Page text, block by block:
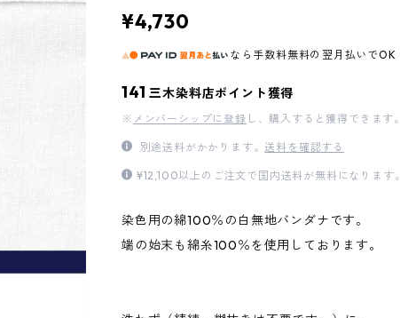
¥4,730
なら 手数料無料の 翌月払いでOK
141 三木染料店ポイント獲得
※ メンバーシップに登録 し、購入すると獲得できます。
別途送料がかかります。送料を確認する
¥12,100以上のご注文で国内送料が無料になります。
染色用の綿100％の白無地バンダナです。
端の始末も綿糸100％を使用しております。